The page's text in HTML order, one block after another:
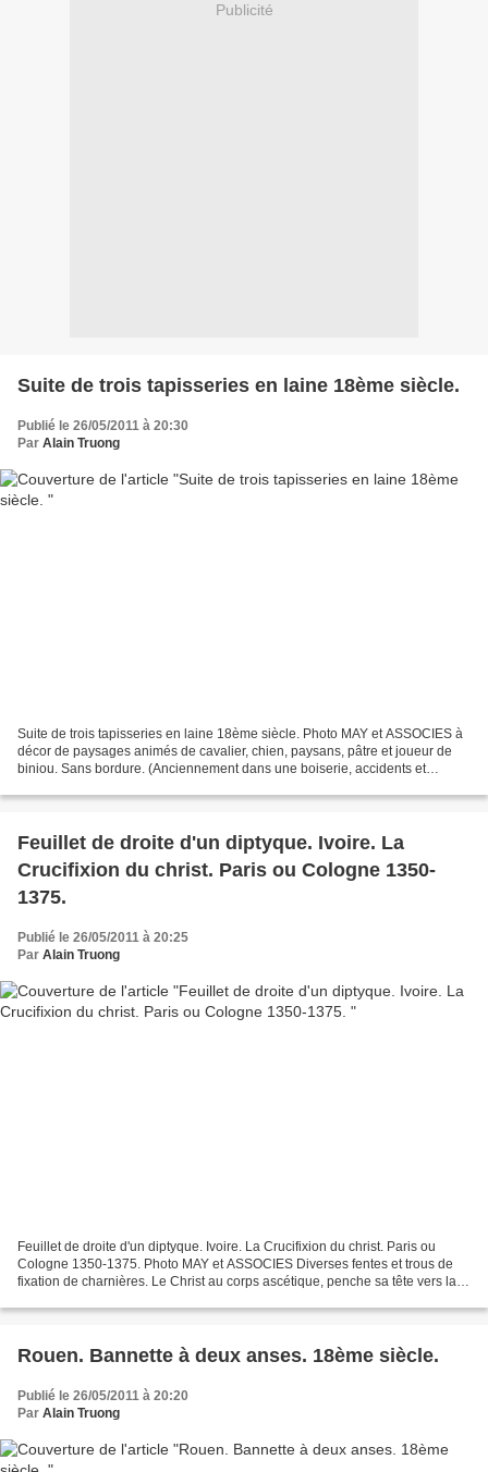
Publicité
Suite de trois tapisseries en laine 18ème siècle.
Publié le 26/05/2011 à 20:30
Par Alain Truong
Suite de trois tapisseries en laine 18ème siècle. Photo MAY et ASSOCIES à
décor de paysages animés de cavalier, chien, paysans, pâtre et joueur de
biniou. Sans bordure. (Anciennement dans une boiserie, accidents et
Feuillet de droite d'un diptyque. Ivoire. La
Crucifixion du christ. Paris ou Cologne 1350-
1375.
Publié le 26/05/2011 à 20:25
Par Alain Truong
Feuillet de droite d'un diptyque. Ivoire. La Crucifixion du christ. Paris ou
Cologne 1350-1375. Photo MAY et ASSOCIES Diverses fentes et trous de
fixation de charnières. Le Christ au corps ascétique, penche sa tête vers la
Rouen. Bannette à deux anses. 18ème siècle.
Publié le 26/05/2011 à 20:20
Par Alain Truong